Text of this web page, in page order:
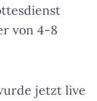
von 4-8
jetzt live